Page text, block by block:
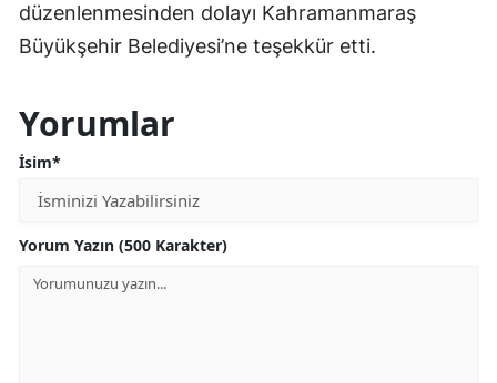
düzenlenmesinden dolayı Kahramanmaraş
Büyükşehir Belediyesi’ne teşekkür etti.
Yorumlar
İsim*
Yorum Yazın (500 Karakter)